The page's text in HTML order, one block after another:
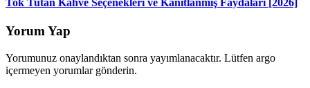
Tok Tutan Kahve Seçenekleri ve Kanıtlanmış Faydaları [2026]
Yorum Yap
Yorumunuz onaylandıktan sonra yayımlanacaktır. Lütfen argo
içermeyen yorumlar gönderin.